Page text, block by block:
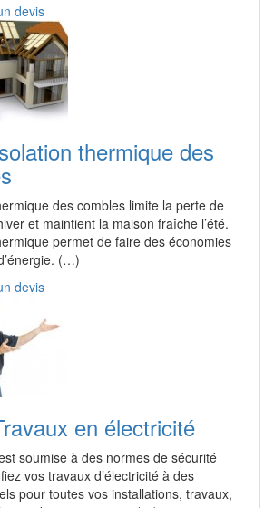
devis
thermique des
des combles limite la perte de
et maintient la maison fraîche l’été.
permet de faire des économies
(…)
devis
en électricité
soumise à des normes de sécurité
vos travaux d’électricité à des
pour toutes vos installations, travaux,